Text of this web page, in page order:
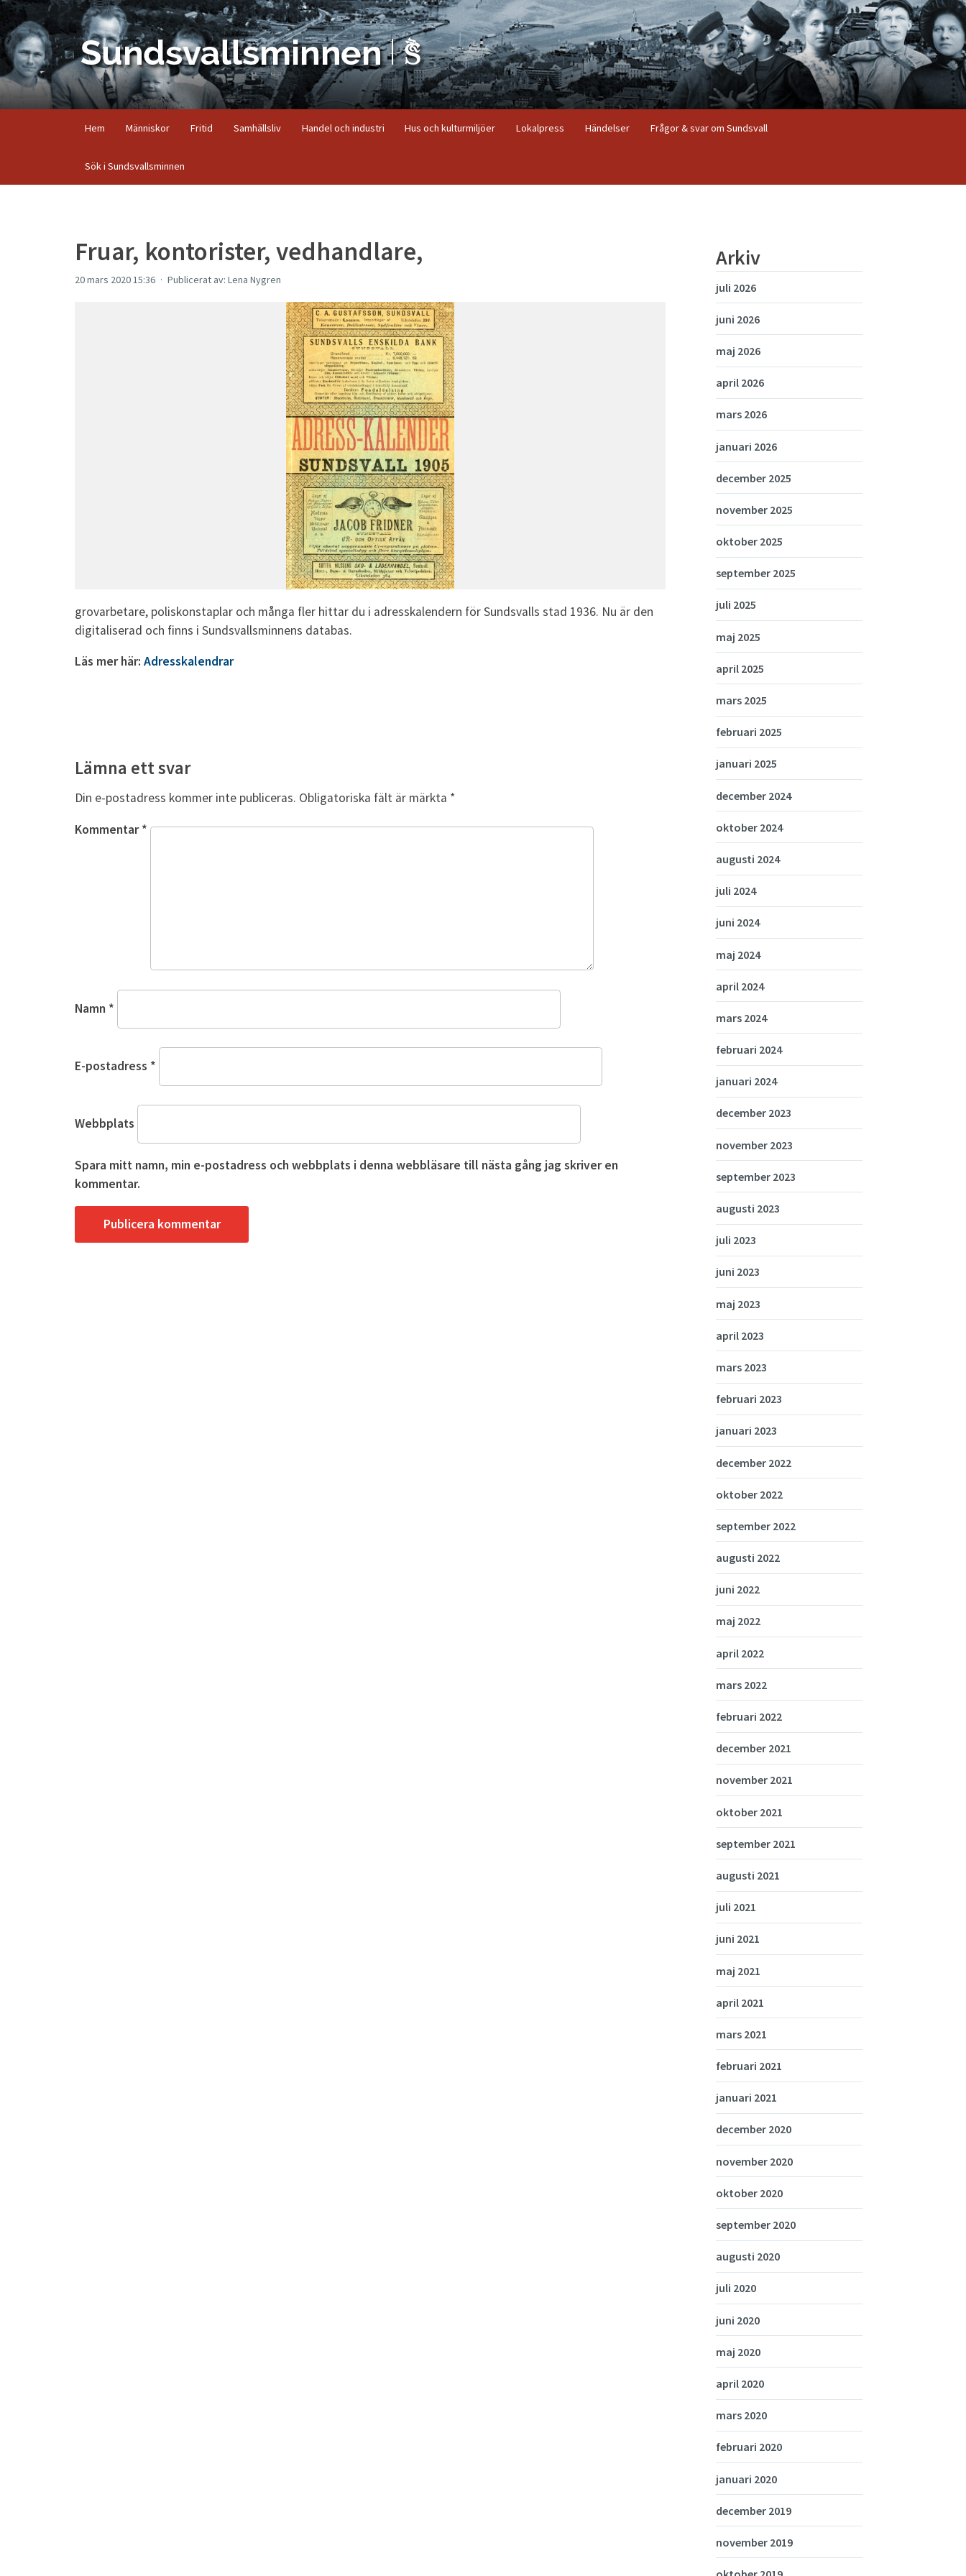
Hem Människor Fritid Samhällsliv Handel och industri Hus och kulturmiljöer Lokalpress Händelser Frågor & svar om Sundsvall
Sök i Sundsvallsminnen
Fruar, kontorister, vedhandlare,
20 mars 2020 15:36 Publicerat av: Lena Nygren
grovarbetare, poliskonstaplar och många fler hittar du i adresskalendern för Sundsvalls stad 1936. Nu är den
digitaliserad och finns i Sundsvallsminnens databas.
Läs mer här: Adresskalendrar
Lämna ett svar
Din e-postadress kommer inte publiceras. Obligatoriska fält är märkta *
Kommentar*
Namn *
E-postadress *
Webbplats
Spara mitt namn, min e-postadress och webbplats i denna webbläsare till nästa gång jag skriver en
kommentar.
Arkiv
juli 2026
juni 2026
maj 2026
april 2026
mars 2026
januari 2026
december 2025
november 2025
oktober 2025
september 2025
juli 2025
maj 2025
april 2025
mars 2025
februari 2025
januari 2025
december 2024
oktober 2024
augusti 2024
juli 2024
juni 2024
maj 2024
april 2024
mars 2024
februari 2024
januari 2024
december 2023
november 2023
september 2023
augusti 2023
juli 2023
juni 2023
maj 2023
april 2023
mars 2023
februari 2023
januari 2023
december 2022
oktober 2022
september 2022
augusti 2022
juni 2022
maj 2022
april 2022
mars 2022
februari 2022
december 2021
november 2021
oktober 2021
september 2021
augusti 2021
juli 2021
juni 2021
maj 2021
april 2021
mars 2021
februari 2021
januari 2021
december 2020
november 2020
oktober 2020
september 2020
augusti 2020
juli 2020
juni 2020
maj 2020
april 2020
mars 2020
februari 2020
januari 2020
december 2019
november 2019